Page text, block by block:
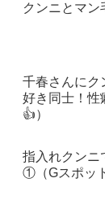
クンニとマン
千春さんに
好き同士！性
👍）
指入れクンニ
①（Gスポッ